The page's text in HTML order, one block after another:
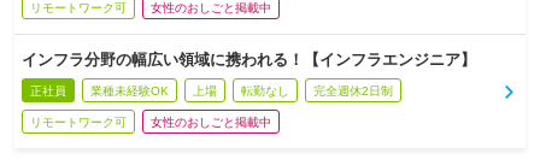
リモートワーク可 女性のおしごと掲載中
インフラ分野の幅広い領域に携われる！【インフラエンジニア】
正社員 業種未経験OK 上場 転勤なし 完全週休2日制
リモートワーク可 女性のおしごと掲載中